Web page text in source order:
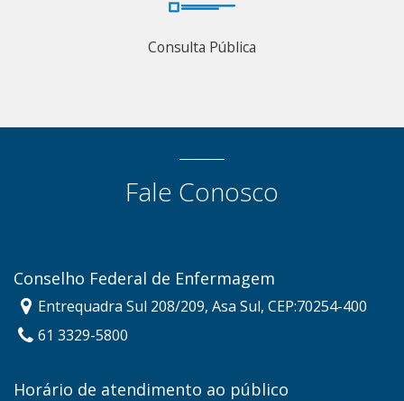
Consulta Pública
Fale Conosco
Conselho Federal de Enfermagem
Entrequadra Sul 208/209, Asa Sul, CEP:70254-400
61 3329-5800
Horário de atendimento ao público